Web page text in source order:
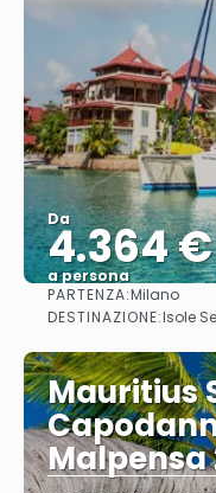
Da
4.364 €
a persona
PARTENZA:Milano
DESTINAZIONE:Isole
Mauritius
Malpensa